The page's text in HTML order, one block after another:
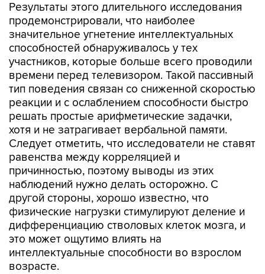
Результаты этого длительного исследования
продемонстрировали, что наиболее
значительное угнетение интеллектуальных
способностей обнаруживалось у тех
участников, которые больше всего проводили
времени перед телевизором. Такой пассивный
тип поведения связан со сниженной скоростью
реакции и с ослаблением способности быстро
решать простые арифметические задачки,
хотя и не затрагивает вербальной памяти.
Следует отметить, что исследователи не ставят
равенства между корреляцией и
причинностью, поэтому выводы из этих
наблюдений нужно делать осторожно. С
другой стороны, хорошо известно, что
физические нагрузки стимулируют деление и
дифференциацию стволовых клеток мозга, и
это может ощутимо влиять на
интеллектуальные способности во взрослом
возрасте.